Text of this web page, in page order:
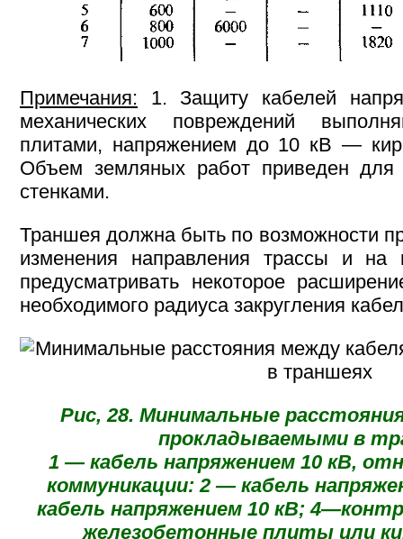
Примечания: 1. Защиту кабелей
механических повреждений
плитами, напряжением до 10 кВ —
Объем земляных работ приведен
стенками.
Траншея должна быть по возможности
изменения направления трассы и на
предусматривать некоторое
необходимого радиуса закругления
Рис, 28. Минимальные
прокладываемыми в
1 — кабель напряжением 10 кВ,
коммуникации: 2 — кабель
кабель напряжением 10 кВ;
железобетонные плиты или